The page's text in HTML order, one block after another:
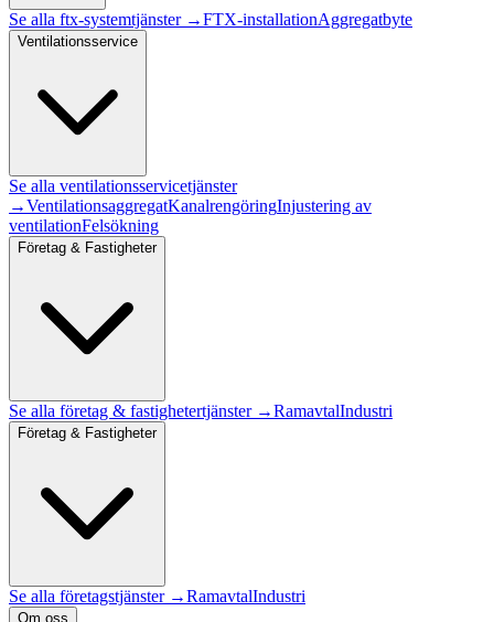
Se alla ftx-systemtjänster →FTX-installationAggregatbyte
Ventilationsservice
Se alla ventilationsservicetjänster
→VentilationsaggregatKanalrengöringInjustering av
ventilationFelsökning
Företag & Fastigheter
Se alla företag & fastighetertjänster →RamavtalIndustri
Företag & Fastigheter
Se alla företagstjänster →RamavtalIndustri
Om oss